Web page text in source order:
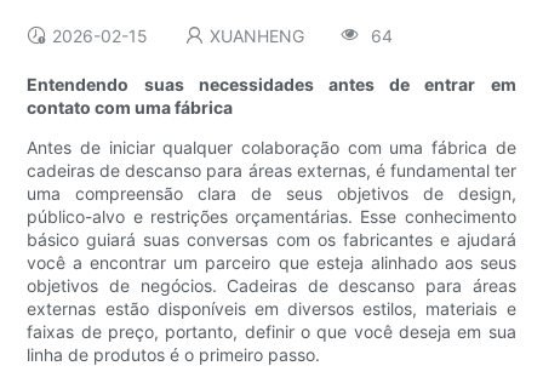
2026-02-15 XUANHENG 64
Entendendo suas necessidades antes de entrar em
contato com uma fábrica
Antes de iniciar qualquer colaboração com uma fábrica de
cadeiras de descanso para áreas externas, é fundamental ter
uma compreensão clara de seus objetivos de design,
público-alvo e restrições orçamentárias. Esse conhecimento
básico guiará suas conversas com os fabricantes e ajudará
você a encontrar um parceiro que esteja alinhado aos seus
objetivos de negócios. Cadeiras de descanso para áreas
externas estão disponíveis em diversos estilos, materiais e
faixas de preço, portanto, definir o que você deseja em sua
linha de produtos é o primeiro passo.